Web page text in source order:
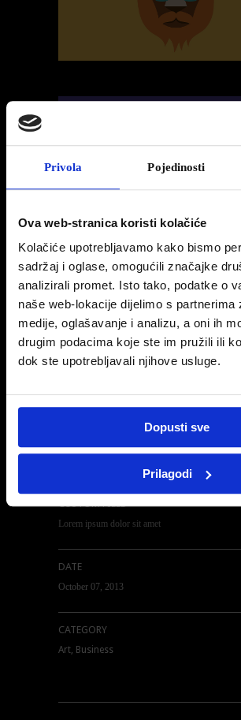
Privola Pojedinosti
Ova web-stranica koristi kolačiće
Kolačiće upotrebljavamo kako bismo
sadržaj i oglase, omogućili značajke
analizirali promet. Isto tako, podatke o
naše web-lokacije dijelimo s partnerima
medije, oglašavanje i analizu, a oni ih
drugim podacima koje ste im pružili ili
dok ste upotrebljavali njihove usluge.
Dopusti sve
Prilagodi
ABOUT
Lorem ipsum dolor sit amet, consectetuer
cursus. Morbi ut mi. Nullam enim leo, egestas
mauris ante, elementum et, bibendum at, posuere
Duis tincidunt lectus quis dui viverra vestibulum.
CUSTOM FIELD
Lorem ipsum dolor sit amet
DATE
October 07, 2013
CATEGORY
Art, Business